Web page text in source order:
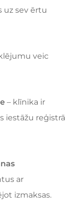
uz sev ērtu
veic
– klīnika ir
iestāžu reģistrā
ar
izmaksas.